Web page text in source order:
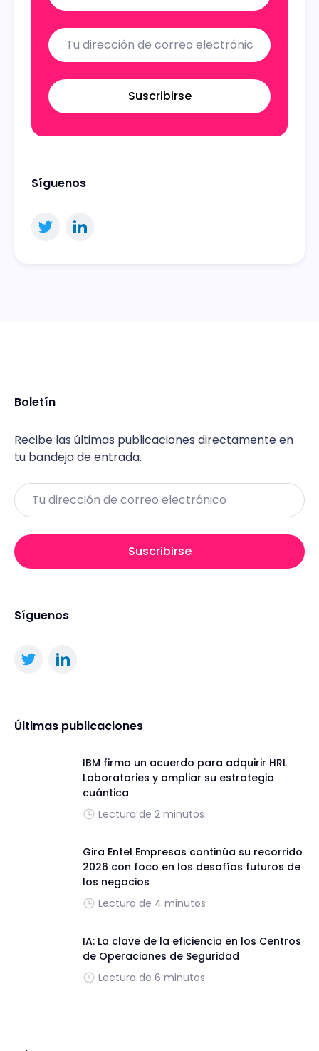
Suscribirse
Síguenos
Boletín
Recibe las últimas publicaciones directamente en
tu bandeja de entrada.
Email
Suscribirse
Síguenos
Últimas publicaciones
IBM firma un acuerdo para adquirir HRL
Laboratories y ampliar su estrategia
cuántica
Lectura de 2 minutos
Gira Entel Empresas continúa su recorrido
2026 con foco en los desafíos futuros de
los negocios
Lectura de 4 minutos
IA: La clave de la eficiencia en los Centros
de Operaciones de Seguridad
Lectura de 6 minutos